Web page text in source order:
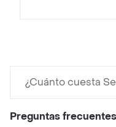
¿Cuánto cuesta
Preguntas frecuentes